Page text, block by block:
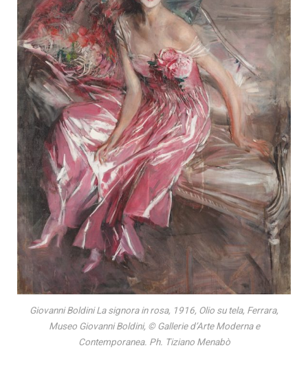
Giovanni Boldini La signora in rosa, 1916, Olio su tela, Ferrara,
Museo Giovanni Boldini, © Gallerie d’Arte Moderna e
Contemporanea. Ph. Tiziano Menabò